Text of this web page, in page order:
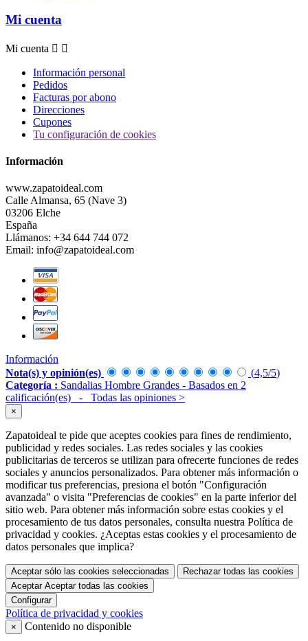
Mi cuenta
Mi cuenta  
Información personal
Pedidos
Facturas por abono
Direcciones
Cupones
Tu configuración de cookies
Información
www.zapatoideal.com
Calle Almansa, 65 (Nave 3)
03206 Elche
España
Llámanos: +34 644 744 072
Email: info@zapatoideal.com
Información
Nota(s) y opinión(es)
(4,5/5)
Categoría : Sandalias Hombre Grandes - Basados en 2
calificación(es)
- Todas las opiniones >
×
Zapatoideal te pide que aceptes cookies para fines de rendimiento,
publicidad y redes sociales. Las redes sociales y las cookies
publicitarias de terceros se utilizan para ofrecerte funciones de redes
sociales y anuncios personalizados. Para obtener más información o
modificar tus preferencias, presiona el botón "Configuración
avanzada" o visita "Preferencias de cookies" en la parte inferior del
sitio web. Para obtener más información sobre estas cookies y el
procesamiento de tus datos personales, consulta nuestra Política de
privacidad y cookies. ¿Aceptas estas cookies y el procesamiento de
datos personales que implica?
Aceptar sólo las cookies seleccionadas
Rechazar todas las cookies
Aceptar Aceptar todas las cookies
Configurar
Política de privacidad y cookies
× Contenido no disponible